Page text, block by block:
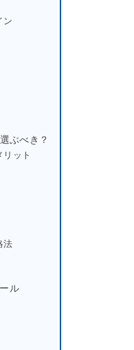
ン
ぶべき？
ット
法
ル